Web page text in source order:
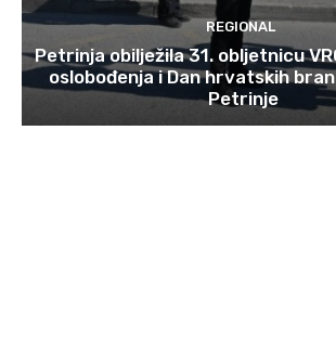
REGIONAL
Petrinja obilježila 31. obljetnicu
oslobođenja i Dan hrvatskih
Petrinje